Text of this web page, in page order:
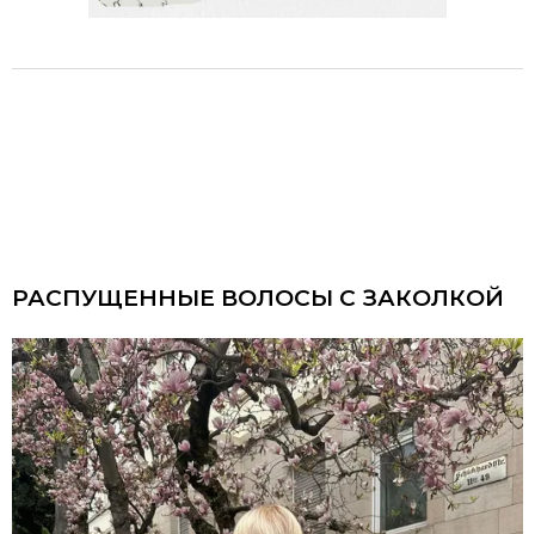
РАСПУЩЕННЫЕ ВОЛОСЫ С ЗАКОЛКОЙ